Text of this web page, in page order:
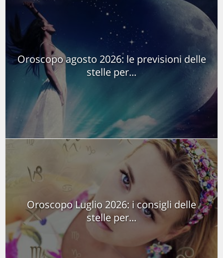
Oroscopo agosto 2026: le previsioni delle
stelle per...
Oroscopo Luglio 2026: i consigli delle
stelle per...